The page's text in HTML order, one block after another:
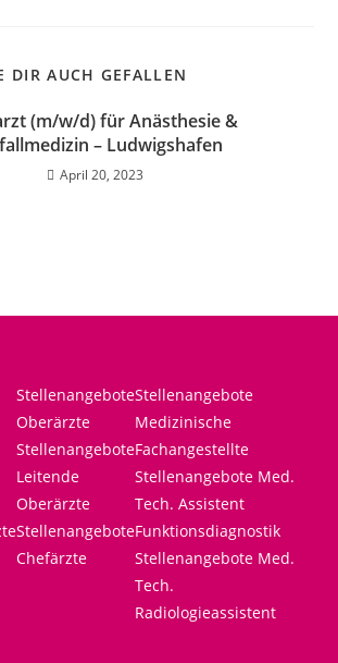
DIR AUCH GEFALLEN
(m/w/d) für Anästhesie &
– Ludwigshafen
April 20, 2023
Stellenangebote
Oberärzte
Stellenangebote
Leitende
Oberärzte
Stellenangebote
Chefärzte
Stellenangebote
Medizinische
Fachangestellte
Stellenangebote Med.
Tech. Assistent
Funktionsdiagnostik
Stellenangebote Med.
Tech.
Radiologieassistent